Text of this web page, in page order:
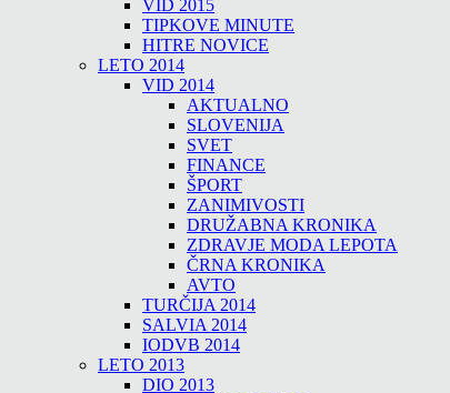
VID 2015
TIPKOVE MINUTE
HITRE NOVICE
LETO 2014
VID 2014
AKTUALNO
SLOVENIJA
SVET
FINANCE
ŠPORT
ZANIMIVOSTI
DRUŽABNA KRONIKA
ZDRAVJE MODA LEPOTA
ČRNA KRONIKA
AVTO
TURČIJA 2014
SALVIA 2014
IODVB 2014
LETO 2013
DIO 2013